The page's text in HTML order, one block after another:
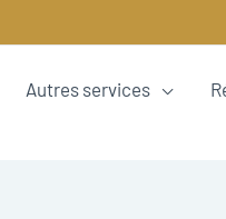
Autres services